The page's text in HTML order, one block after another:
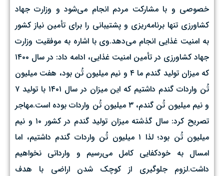
خصوصی و با مشارکت مردم انجام می‌شود و وزارت جهاد
کشاورزی تنها برنامه‌ریزی و پشتیبانی را برای تأمین نیاز کشور
به امنیت غذایی انجام می‌دهد.وی با اشاره به موفقیت وزارت
جهاد کشاورزی در تأمین امنیت غذایی، ادامه داد: در سال ۱۴۰۰
که میزان تولید گندم ما ۴ و نیم میلیون تُن بود، هفت میلیون
تُن واردات گندم داشتیم که این میزان در سال ۱۴۰۱ با تولید ۷
و نیم میلیون تُن گندم، ۳ میلیون تُن واردات بوده است.مهاجر
تصریح کرد: سال گذشته میزان تولید گندم در کشور ۱۰ و نیم
میلیون تُن بود؛ لذا ۱ میلیون تُن واردات گندم داشتیم، اما
امسال به خودکفایی کامل می‌رسیم و وارداتی نخواهیم
داشت.لزوم جلوگیری از کوچک شدن اراضی با هدف